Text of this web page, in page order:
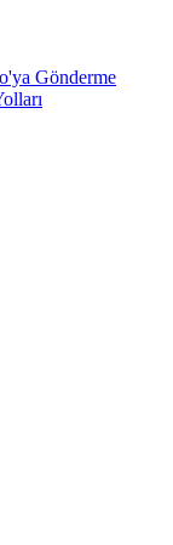
Gönderme